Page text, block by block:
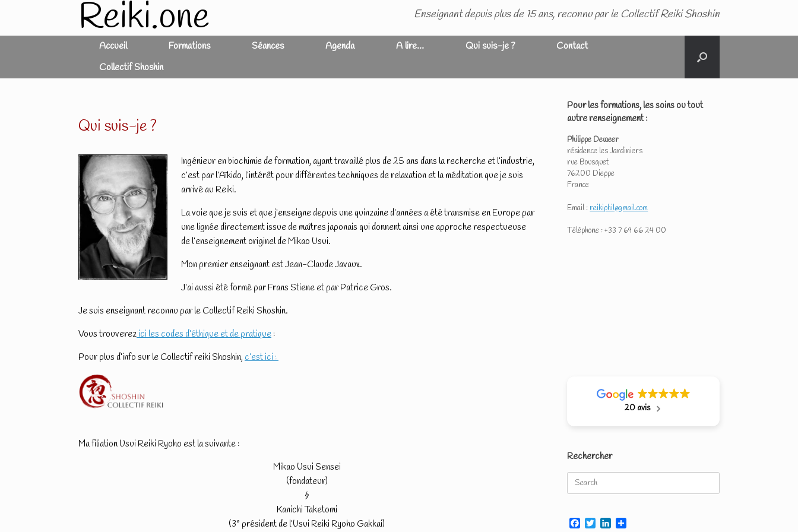
Reiki.one Enseignant depuis plus de 15 ans, reconnu par le Collectif Reiki Shoshin
Accueil Formations Séances Agenda A lire… Qui suis-je ?
Contact
Collectif Shoshin
Qui suis-je ?
Ingénieur en biochimie de formation, ayant travaillé plus de 25 ans dans la recherche et l’industrie,
c’est par l’Aïkido, l’intérêt pour différentes techniques de relaxation et la méditation que je suis
arrivé au Reiki.
La voie que je suis et que j’enseigne depuis une quinzaine d’années a été transmise en Europe par
une lignée directement issue de maîtres japonais qui donnent ainsi une approche respectueuse
de l’enseignement originel de Mikao Usui.
Mon premier enseignant est Jean-Claude Javaux.
J’ai aussi été formé par Frans Stiene et par Patrice Gros.
Je suis enseignant reconnu par le Collectif Reiki Shoshin.
Vous trouverezici les codes d’éthique et de pratique :
Pour plus d’info sur le Collectif reiki Shoshin, c’est ici :
Ma filiation Usui Reiki Ryoho est la suivante :
Mikao Usui Sensei
(fondateur)
§
Kanichi Taketomi
(3° président de l’Usui Reiki Ryoho Gakkai)
Pour les formations, les soins ou tout
autre renseignement :
Philippe Deweer
résidence les Jardiniers
rue Bousquet
76200 Dieppe
France
Email : reikiphil@gmail.com
Téléphone : +33 7 69 66 24 00
20 avis
Rechercher
Search
for:
Facebook
TwitterLinkedIn